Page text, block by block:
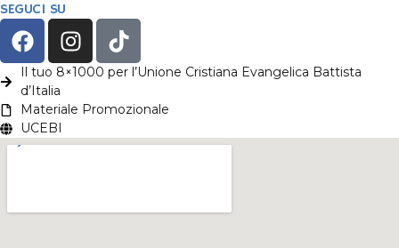
SEGUCI SU
Il tuo 8×1000 per l’Unione Cristiana Evangelica Battista
d’Italia
Materiale Promozionale
UCEBI